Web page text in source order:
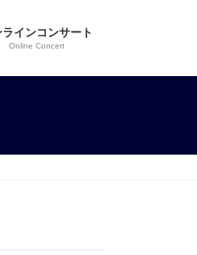
インコンサート
Online Concert